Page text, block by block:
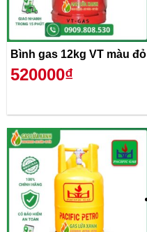
Bình gas 12kg VT màu đỏ
520000₫